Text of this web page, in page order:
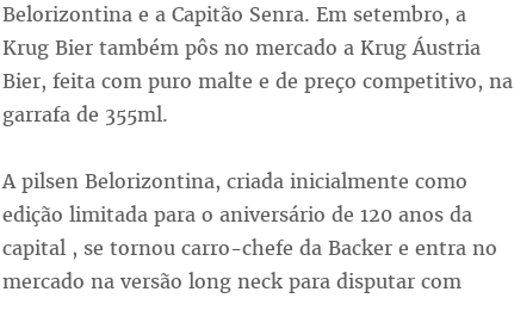
Belorizontina e a Capitão Senra. Em setembro, a
Krug Bier também pôs no mercado a Krug Áustria
Bier, feita com puro malte e de preço competitivo, na
garrafa de 355ml.
A pilsen Belorizontina, criada inicialmente como
edição limitada para o aniversário de 120 anos da
capital , se tornou carro-chefe da Backer e entra no
mercado na versão long neck para disputar com